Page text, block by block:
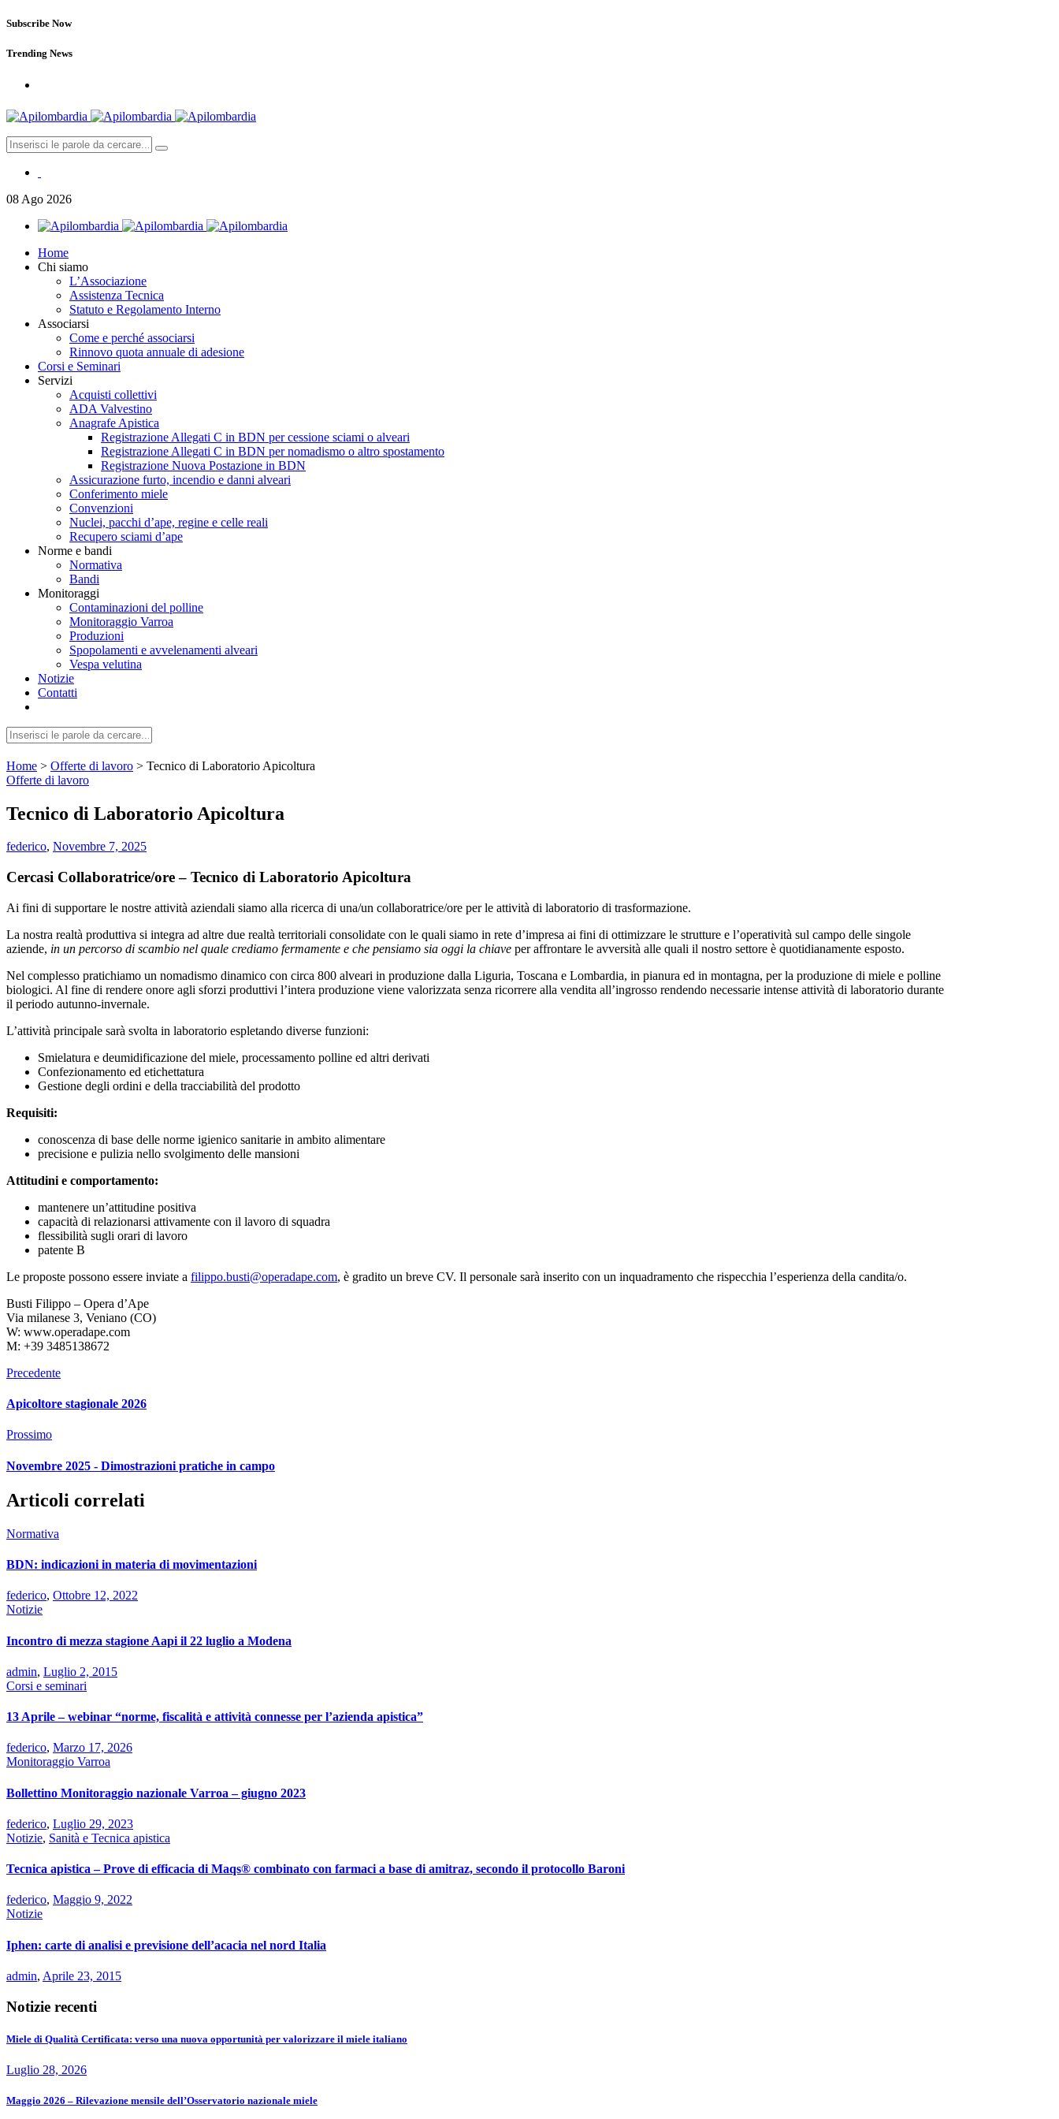
Subscribe Now
Trending News
08 Ago 2026
Home
Chi siamo
L’Associazione
Assistenza Tecnica
Statuto e Regolamento Interno
Associarsi
Come e perché associarsi
Rinnovo quota annuale di adesione
Corsi e Seminari
Servizi
Acquisti collettivi
ADA Valvestino
Anagrafe Apistica
Registrazione Allegati C in BDN per cessione sciami o alveari
Registrazione Allegati C in BDN per nomadismo o altro spostamento
Registrazione Nuova Postazione in BDN
Assicurazione furto, incendio e danni alveari
Conferimento miele
Convenzioni
Nuclei, pacchi d’ape, regine e celle reali
Recupero sciami d’ape
Norme e bandi
Normativa
Bandi
Monitoraggi
Contaminazioni del polline
Monitoraggio Varroa
Produzioni
Spopolamenti e avvelenamenti alveari
Vespa velutina
Notizie
Contatti
Home > Offerte di lavoro > Tecnico di Laboratorio Apicoltura
Offerte di lavoro
Tecnico di Laboratorio Apicoltura
federico, Novembre 7, 2025
Cercasi Collaboratrice/ore – Tecnico di Laboratorio Apicoltura
Ai fini di supportare le nostre attività aziendali siamo alla ricerca di una/un collaboratrice/ore per le attività di laboratorio di trasformazione.
La nostra realtà produttiva si integra ad altre due realtà territoriali consolidate con le quali siamo in rete d’impresa ai fini di ottimizzare le strutture e l’operatività sul campo delle singole
aziende, in un percorso di scambio nel quale crediamo fermamente e che pensiamo sia oggi la chiave per affrontare le avversità alle quali il nostro settore è quotidianamente esposto.
Nel complesso pratichiamo un nomadismo dinamico con circa 800 alveari in produzione dalla Liguria, Toscana e Lombardia, in pianura ed in montagna, per la produzione di miele e polline
biologici. Al fine di rendere onore agli sforzi produttivi l’intera produzione viene valorizzata senza ricorrere alla vendita all’ingrosso rendendo necessarie intense attività di laboratorio durante
il periodo autunno-invernale.
L’attività principale sarà svolta in laboratorio espletando diverse funzioni:
Smielatura e deumidificazione del miele, processamento polline ed altri derivati
Confezionamento ed etichettatura
Gestione degli ordini e della tracciabilità del prodotto
Requisiti:
conoscenza di base delle norme igienico sanitarie in ambito alimentare
precisione e pulizia nello svolgimento delle mansioni
Attitudini e comportamento:
mantenere un’attitudine positiva
capacità di relazionarsi attivamente con il lavoro di squadra
flessibilità sugli orari di lavoro
patente B
Le proposte possono essere inviate a filippo.busti@operadape.com, è gradito un breve CV. Il personale sarà inserito con un inquadramento che rispecchia l’esperienza della candita/o.
Busti Filippo – Opera d’Ape
Via milanese 3, Veniano (CO)
W: www.operadape.com
M: +39 3485138672
Precedente
Apicoltore stagionale 2026
Prossimo
Novembre 2025 - Dimostrazioni pratiche in campo
Articoli correlati
Normativa
BDN: indicazioni in materia di movimentazioni
federico, Ottobre 12, 2022
Notizie
Incontro di mezza stagione Aapi il 22 luglio a Modena
admin, Luglio 2, 2015
Corsi e seminari
13 Aprile – webinar “norme, fiscalità e attività connesse per l’azienda apistica”
federico, Marzo 17, 2026
Monitoraggio Varroa
Bollettino Monitoraggio nazionale Varroa – giugno 2023
federico, Luglio 29, 2023
Notizie, Sanità e Tecnica apistica
Tecnica apistica – Prove di efficacia di Maqs® combinato con farmaci a base di amitraz, secondo il protocollo Baroni
federico, Maggio 9, 2022
Notizie
Iphen: carte di analisi e previsione dell’acacia nel nord Italia
admin, Aprile 23, 2015
Notizie recenti
Miele di Qualità Certificata: verso una nuova opportunità per valorizzare il miele italiano
Luglio 28, 2026
Maggio 2026 – Rilevazione mensile dell’Osservatorio nazionale miele